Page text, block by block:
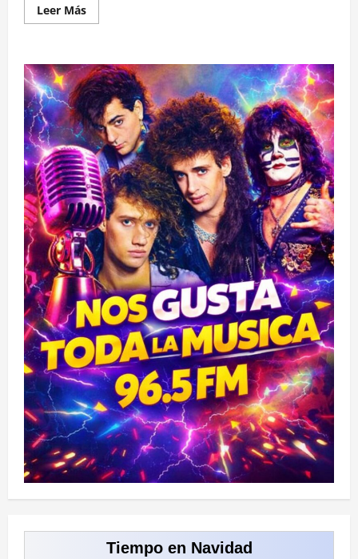
Leer MásLeer
más
los
90
años
falleció
el
legendario
pianista
de
jazz
Ahmad
Jamal
Tiempo en Navidad